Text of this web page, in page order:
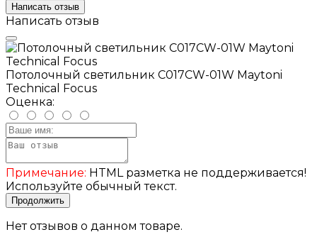
Написать отзыв
Написать отзыв
Потолочный светильник C017CW-01W Maytoni
Technical Focus
Оценка:
Примечание: HTML разметка не поддерживается!
Используйте обычный текст.
Продолжить
Нет отзывов о данном товаре.